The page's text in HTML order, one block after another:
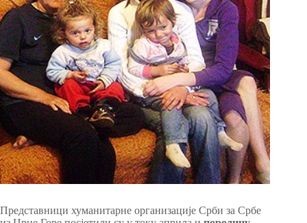
Представници хуманитарне организације Срби за Србе